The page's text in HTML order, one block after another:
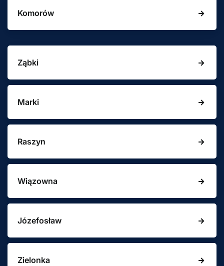
Komorów
Ząbki
Marki
Raszyn
Wiązowna
Józefosław
Zielonka